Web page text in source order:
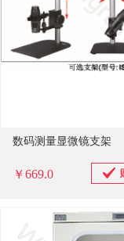
数码测量显微镜支架
￥669.0